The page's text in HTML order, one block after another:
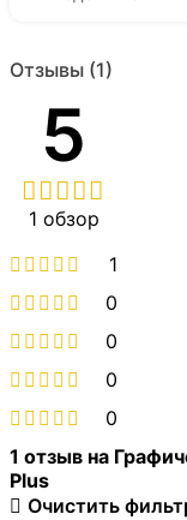
Отзывы (1)
5
1 обзор
1
0
0
0
0
1 отзыв на
Plus
Очистить